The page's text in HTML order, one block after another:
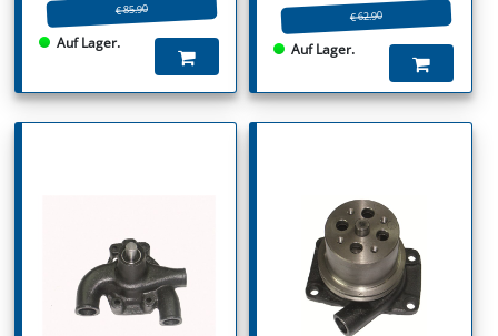
€ 85.90
Auf Lager.
€ 62.90
Auf Lager.